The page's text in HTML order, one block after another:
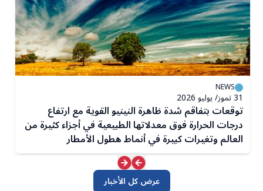
NEWS
31 تموز/ يوليو 2026
توقعات بتفاقم شدة ظاهرة النينيو القوية مع ارتفاع
درجات الحرارة فوق معدلاتها الطبيعية في أجزاء كثيرة من
العالم وتغيرات كبيرة في أنماط هطول الأمطار
عرض كل الأخبار